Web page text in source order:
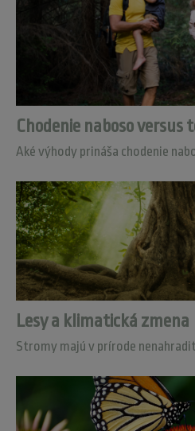
Chodenie naboso versus
Aké výhody prináša chodenie
Lesy a klimatická zmena
Stromy majú v prírode